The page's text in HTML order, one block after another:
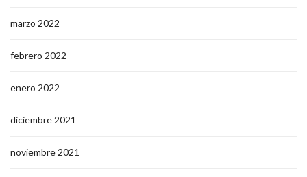
marzo 2022
febrero 2022
enero 2022
diciembre 2021
noviembre 2021